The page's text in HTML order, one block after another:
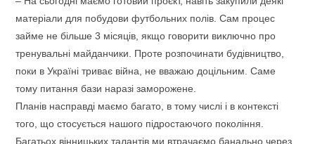
матеріали для побудови футбольних полів. Сам процес
займе не більше 3 місяців, якщо говорити виключно про
тренувальні майданчики. Проте розпочинати будівництво,
поки в Україні триває війна, не вважаю доцільним. Саме
тому питання бази наразі заморожене.
Планів насправді маємо багато, в тому числі і в контексті
того, що стосується нашого підростаючого покоління.
Багатьох вінницьких талантів ми втрачаємо банально через